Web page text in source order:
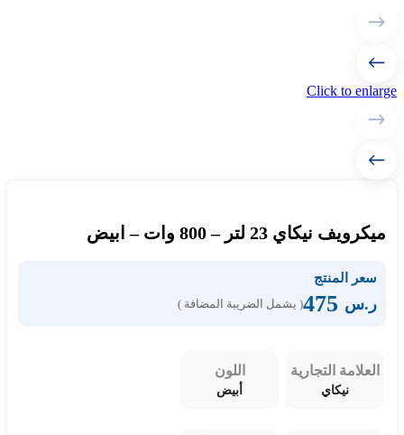
Click to enlarge
ميكرويف نيكاي 23 لتر – 800 وات – ابيض
سعر المنتج
ر.س ( يشمل الضريبة المضافة )
العلامة التجارية
نيكاي
اللون
أبيض